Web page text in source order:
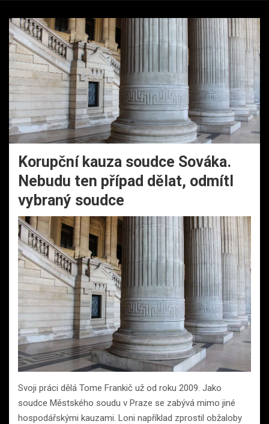
Korupční kauza soudce Sováka.
Nebudu ten případ dělat, odmítl
vybraný soudce
Svoji práci dělá Tome Frankič už od roku 2009. Jako
soudce Městského soudu v Praze se zabývá mimo jiné
hospodářskými kauzami. Loni například zprostil obžaloby